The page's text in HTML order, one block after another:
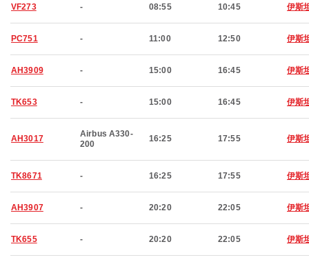
VF273 - 08:55 10:45 伊斯
PC751 - 11:00 12:50 伊斯
AH3909 - 15:00 16:45 伊斯
TK653 - 15:00 16:45 伊斯
AH3017
Airbus A330-
200
16:25 17:55 伊斯
TK8671 - 16:25 17:55 伊斯
AH3907 - 20:20 22:05 伊斯
TK655 - 20:20 22:05 伊斯